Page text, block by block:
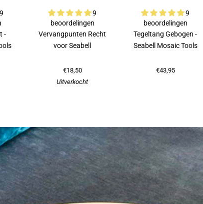
9
-
9
beoordelingen
Vervangpunten Recht
voor Seabell
€18,50
Uitverkocht
9
beoordelingen
Tegeltang Gebogen -
Seabell Mosaic Tools
€43,95